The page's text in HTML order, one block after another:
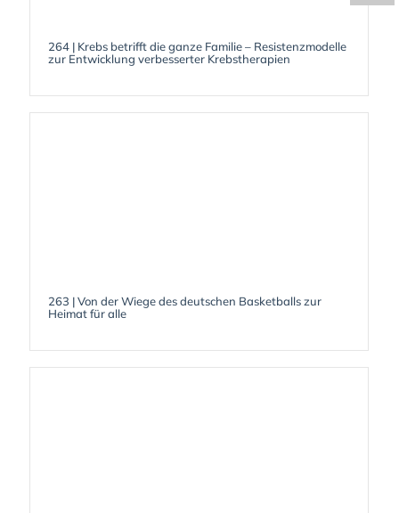
264 | Krebs betrifft die ganze Familie – Resistenzmodelle
zur Entwicklung verbesserter Krebstherapien
263 | Von der Wiege des deutschen Basketballs zur
Heimat für alle